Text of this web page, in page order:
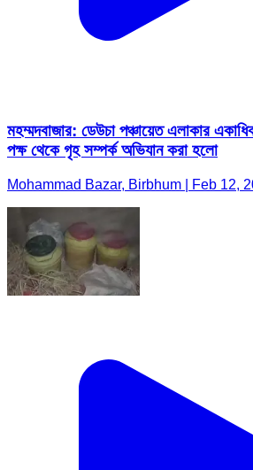
মহম্মদবাজার: ডেউচা পঞ্চায়েত এলাকার
পক্ষ থেকে গৃহ সম্পর্ক অভিযান করা হলো
Mohammad Bazar, Birbhum | Feb 12,